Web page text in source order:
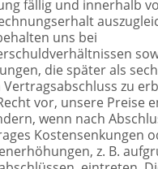
fällig und innerhalb
uns bei
die später als
Vertragsabschluss zu
vor, unsere Preise
wenn nach
Kostensenkungen
z. B.